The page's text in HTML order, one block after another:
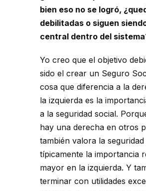
bien eso no se logró,
debilitadas o siguen
central dentro del
Yo creo que el objetivo
sido el crear un Seguro
cosa que diferencia a la
la izquierda es la
a la seguridad social.
hay una derecha en otros
también valora la seguridad
típicamente la importancia
mayor en la izquierda. Y
terminar con utilidades